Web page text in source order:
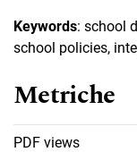
Keywords: school
school policies,
Metriche
PDF views